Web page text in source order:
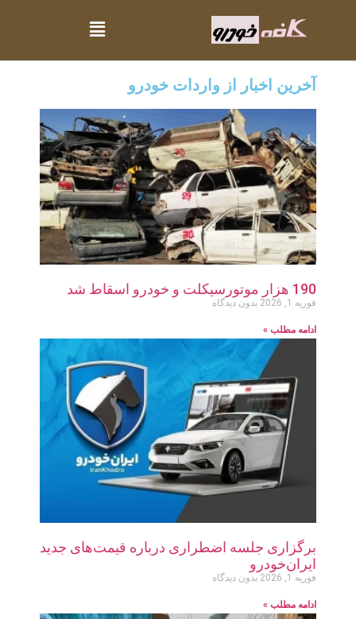
آخرین اخبار از واردات خودرو
190 هزار موتورسیکلت و خودرو اسقاط شد
فوریه 1, 2026 بدون دیدگاه
ادامه مطلب »
برگزاری جلسه اضطراری درباره قیمت‌های جدید
ایران‌خودرو
فوریه 1, 2026 بدون دیدگاه
ادامه مطلب »